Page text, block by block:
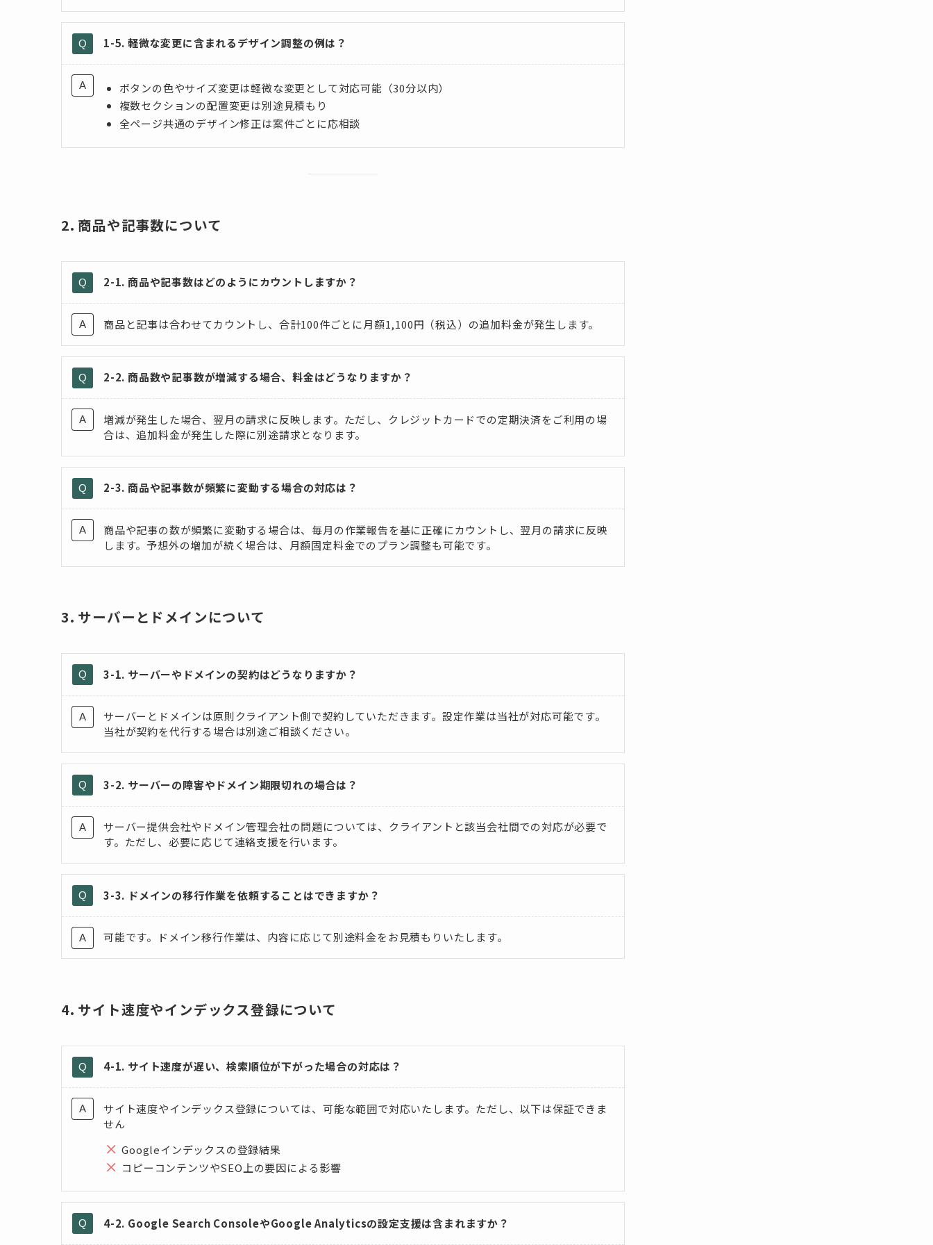
1-5. 軽微な変更に含まれるデザイン調整の例は？
ボタンの色やサイズ変更は軽微な変更として対応可能（30分以内）
複数セクションの配置変更は別途見積もり
全ページ共通のデザイン修正は案件ごとに応相談
2. 商品や記事数について
2-1. 商品や記事数はどのようにカウントしますか？
商品と記事は合わせてカウントし、合計100件ごとに月額1,100円（税込）の追加料金が発生します。
2-2. 商品数や記事数が増減する場合、料金はどうなりますか？
増減が発生した場合、翌月の請求に反映します。ただし、クレジットカードでの定期決済をご利用の場
合は、追加料金が発生した際に別途請求となります。
2-3. 商品や記事数が頻繁に変動する場合の対応は？
商品や記事の数が頻繁に変動する場合は、毎月の作業報告を基に正確にカウントし、翌月の請求に反映
します。予想外の増加が続く場合は、月額固定料金でのプラン調整も可能です。
3. サーバーとドメインについて
3-1. サーバーやドメインの契約はどうなりますか？
サーバーとドメインは原則クライアント側で契約していただきます。設定作業は当社が対応可能です。
当社が契約を代行する場合は別途ご相談ください。
3-2. サーバーの障害やドメイン期限切れの場合は？
サーバー提供会社やドメイン管理会社の問題については、クライアントと該当会社間での対応が必要で
す。ただし、必要に応じて連絡支援を行います。
3-3. ドメインの移行作業を依頼することはできますか？
可能です。ドメイン移行作業は、内容に応じて別途料金をお見積もりいたします。
4. サイト速度やインデックス登録について
4-1. サイト速度が遅い、検索順位が下がった場合の対応は？
サイト速度やインデックス登録については、可能な範囲で対応いたします。ただし、以下は保証できま
せん
Googleインデックスの登録結果
コピーコンテンツやSEO上の要因による影響
4-2. Google Search ConsoleやGoogle Analyticsの設定支援は含まれますか？